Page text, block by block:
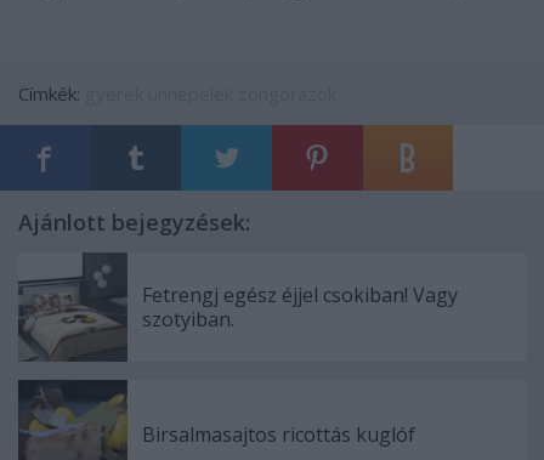
Címkék:
Ajánlott bejegyzések:
Fetrengj egész éjjel csokiban! Vagy
szotyiban.
Birsalmasajtos ricottás kuglóf